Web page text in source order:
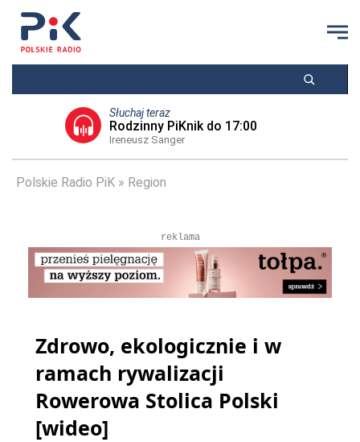
Słuchaj teraz
Rodzinny PiKnik do 17:00
Ireneusz Sanger
Polskie Radio PiK Region
reklama
Zdrowo, ekologicznie i w
ramach rywalizacji
Rowerowa Stolica Polski
[wideo]